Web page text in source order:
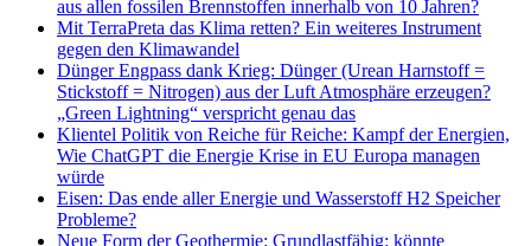
aus allen fossilen Brennstoffen innerhalb von 10 Jahren?
Mit TerraPreta das Klima retten? Ein weiteres Instrument
gegen den Klimawandel
Dünger Engpass dank Krieg: Dünger (Urean Harnstoff =
Stickstoff = Nitrogen) aus der Luft Atmosphäre erzeugen?
„Green Lightning“ verspricht genau das
Klientel Politik von Reiche für Reiche: Kampf der Energien,
Wie ChatGPT die Energie Krise in EU Europa managen
würde
Eisen: Das ende aller Energie und Wasserstoff H2 Speicher
Probleme?
Neue Form der Geothermie: Grundlastfähig: könnte